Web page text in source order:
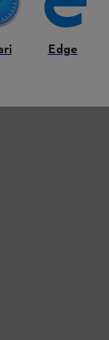
Edge